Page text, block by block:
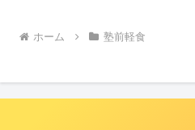
ホーム 塾前軽食